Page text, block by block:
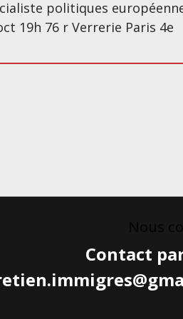
politiques
19h 76 r Verrerie Paris 4e
Contact